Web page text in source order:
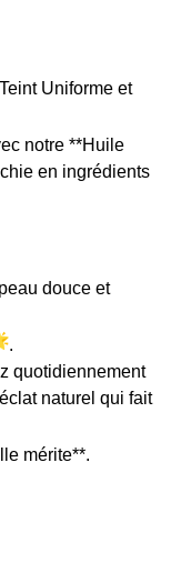
Uniforme et
notre **Huile
en ingrédients
douce et
.
quotidiennement
naturel qui fait
mérite**.